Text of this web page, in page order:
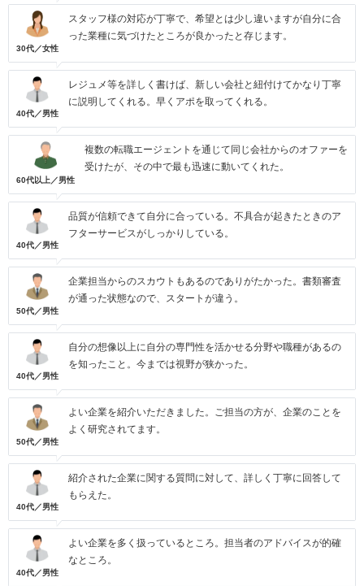
30代／女性
スタッフ様の対応が丁寧で、希望とは少し違いますが自分に合
った業種に気づけたところが良かったと存じます。
40代／男性
レジュメ等を詳しく書けば、新しい会社と紐付けてかなり丁寧
に説明してくれる。早くアポを取ってくれる。
60代以上／男性
複数の転職エージェントを通じて同じ会社からのオファーを
受けたが、その中で最も迅速に動いてくれた。
40代／男性
品質が信頼できて自分に合っている。不具合が起きたときのア
フターサービスがしっかりしている。
50代／男性
企業担当からのスカウトもあるのでありがたかった。書類審査
が通った状態なので、スタートが違う。
40代／男性
自分の想像以上に自分の専門性を活かせる分野や職種があるの
を知ったこと。今までは視野が狭かった。
50代／男性
よい企業を紹介いただきました。ご担当の方が、企業のことを
よく研究されてます。
40代／男性
紹介された企業に関する質問に対して、詳しく丁寧に回答して
もらえた。
40代／男性
よい企業を多く扱っているところ。担当者のアドバイスが的確
なところ。